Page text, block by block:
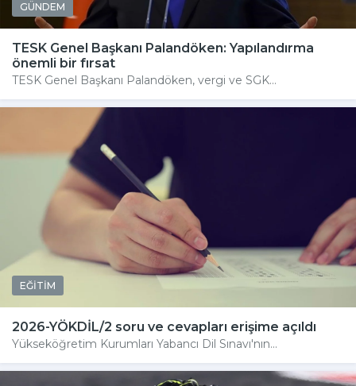
GÜNDEM
TESK Genel Başkanı Palandöken: Yapılandırma
önemli bir fırsat
TESK Genel Başkanı Palandöken, vergi ve SGK...
EĞİTİM
2026-YÖKDİL/2 soru ve cevapları erişime açıldı
Yükseköğretim Kurumları Yabancı Dil Sınavı'nın...